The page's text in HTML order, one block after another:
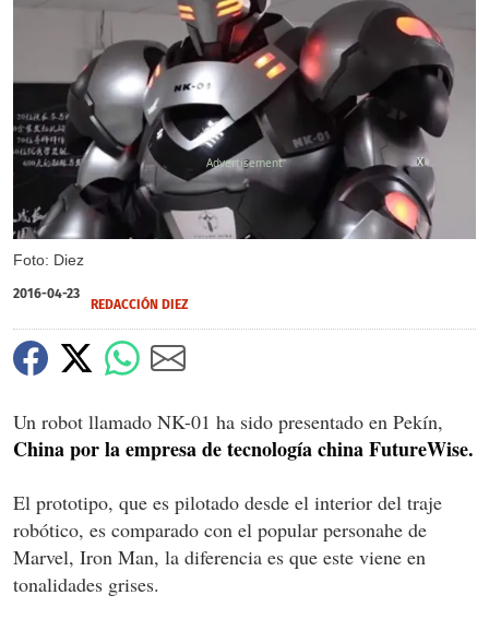
Foto: Diez
X
2016-04-23
REDACCIÓN DIEZ
Un robot llamado NK-01 ha sido presentado en Pekín,
China por la empresa de tecnología china FutureWise.
El prototipo, que es pilotado desde el interior del traje
robótico, es comparado con el popular personahe de
Marvel, Iron Man, la diferencia es que este viene en
tonalidades grises.